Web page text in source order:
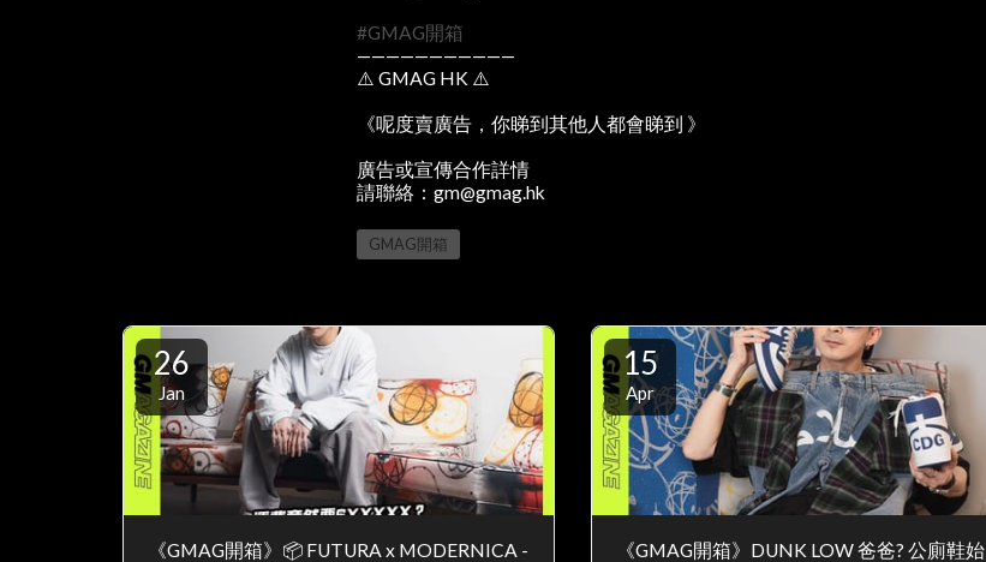
#GMAG開箱
———————————
⚠️ GMAG HK ⚠️
《呢度賣廣告，你睇到其他人都會睇到 》
廣告或宣傳合作詳情
請聯絡：gm@gmag.hk
GMAG開箱
26
Jan
《GMAG開箱》📦 FUTURA x MODERNICA -
15
Apr
《GMAG開箱》DUNK LOW 爸爸? 公廁鞋始